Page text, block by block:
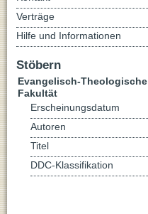
Verträge
Hilfe und Informationen
Stöbern
Evangelisch-Theologische
Fakultät
Erscheinungsdatum
Autoren
Titel
DDC-Klassifikation